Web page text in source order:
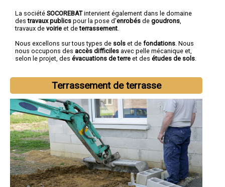
La société SOCOREBATintervient également dans le domaine
destravaux publics pour la pose d'enrobés de goudrons
travaux de voirie et deterrassement
Nous excellons sur tous types de sols et de fondations . Nous
nous occupons des accès difficiles avec pelle mécanique et,
selon le projet, des évacuations de terre et des études de sols
Terrassement de terrasse